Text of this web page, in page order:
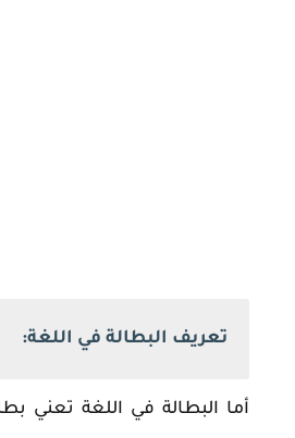
تعريف البطالة في اللغة:
أما البطالة في اللغة تعني